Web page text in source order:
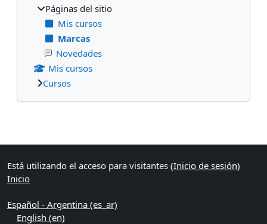
Páginas del sitio
Mis cursos
Marcas
Novedades
Mis cursos
Cursos
Está utilizando el acceso para visitantes (Inicio de sesión)
Inicio
Español - Argentina ‎(es_ar)‎
English ‎(en)‎